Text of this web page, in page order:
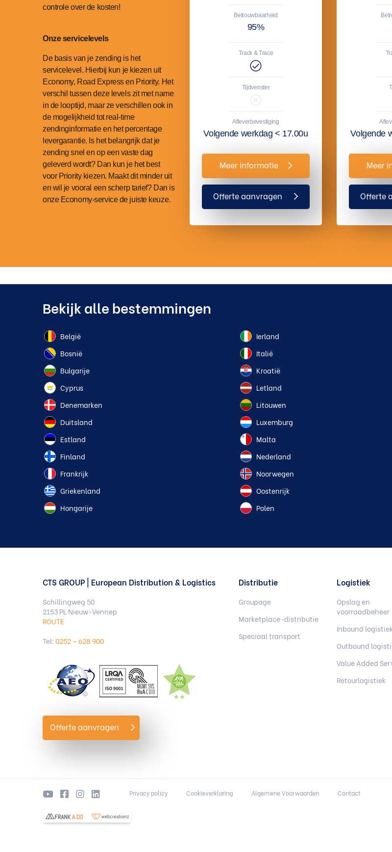
controle over de kosten!
Onze servicelevels
De basis van je zending is het
servicelevel. Hierbij kun je kiezen uit
Economy, Road Express en Priority. Het
verschil tussen deze levels zit met name
in de looptijd, maar ze verschillen ook in
de mogelijkheid tot real-time
zendinginformatie en het percentage
levergarantie. Is het belangrijk dat je
zending snel en op een vaste dag
geleverd wordt? Dan kun je het best
voor Priority kiezen. Maakt dit minder uit
en wil je vooral een scherp tarief? Dan is
onze Economy-service de juiste keuze.
Betrouwbaarheid
95%
Track & Trace
Tijdvenster
Afleverbevestiging
Volgende werkdag < 17.00u
Meer informatie
Offerte aanvragen
Volgende
Meer
Offerte
Bekijk alle bestemmingen
België
Bosnië
Bulgarije
Cyprus
Denemarken
Duitsland
Estland
Finland
Frankrijk
Griekenland
Hongarije
Ierland
Italië
Kroatië
Letland
Litouwen
Luxemburg
Malta
Nederland
Noorwegen
Oostenrijk
Polen
CTS GROUP | European Distribution & Logistics
Schillingweg 50
2153 PL Nieuw-Vennep
ROUTE
Tel:0252 – 628 900
Offerte aanvragen
Distributie
Groupage
Marketplace-distributie
Speciaal transport
Logistiek
Opslag en
voorraadbeheer
Inbound logistiek
Outbound
Value Added
Retourlogistiek
Privacy policy Cookieverklaring Algemene Voorwaarden Contact